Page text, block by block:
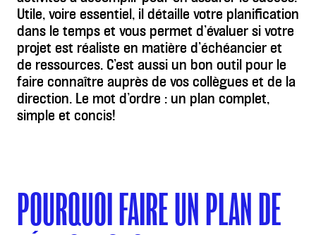
Utile, voire essentiel, il détaille votre planification
dans le temps et vous permet d’évaluer si votre
projet est réaliste en matière d’échéancier et
de ressources. C’est aussi un bon outil pour le
faire connaître auprès de vos collègues et de la
direction. Le mot d’ordre : un plan complet,
simple et concis!
POURQUOI FAIRE UN PLAN DE